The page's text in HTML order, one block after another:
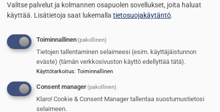
14.5.2025 Jarmo Sinkkonen
Kuva
Valitse palvelut ja kolmannen osapuolen sovellukset, joita haluat
käyttää. Lisätietoja saat lukemalla tietosuojakäytäntö.
Toiminnallinen(pakollinen)
Tietojen tallentaminen selaimeesi (esim. käyttäjäistunnon
eväste) (tämän verkkosivuston käyttö edellyttää tätä).
Käyttötarkoitus: Toiminnallinen
Consent manager(pakollinen)
Klaro! Cookie & Consent Manager tallentaa suostumustietosi
selaimeen.